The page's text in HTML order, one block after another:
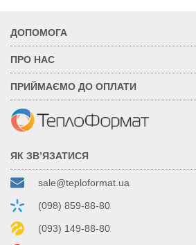
ДОПОМОГА
ПРО НАС
ПРИЙМАЄМО ДО ОПЛАТИ
ЯК ЗВ’ЯЗАТИСЯ
sale@teploformat.ua
(098) 859-88-80
(093) 149-88-80